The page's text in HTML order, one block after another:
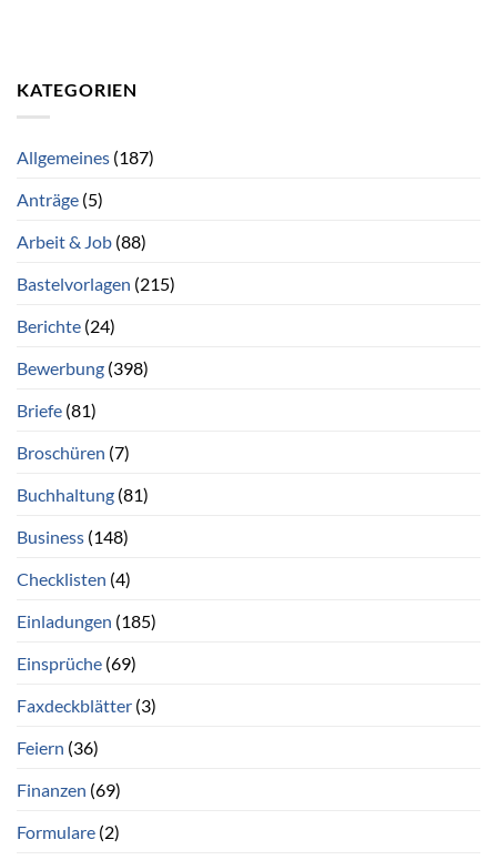
KATEGORIEN
Allgemeines (187)
Anträge (5)
Arbeit & Job (88)
Bastelvorlagen (215)
Berichte (24)
Bewerbung (398)
Briefe (81)
Broschüren (7)
Buchhaltung (81)
Business (148)
Checklisten (4)
Einladungen (185)
Einsprüche (69)
Faxdeckblätter (3)
Feiern (36)
Finanzen (69)
Formulare (2)